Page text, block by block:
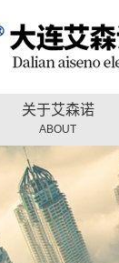
关于艾森诺
ABOUT